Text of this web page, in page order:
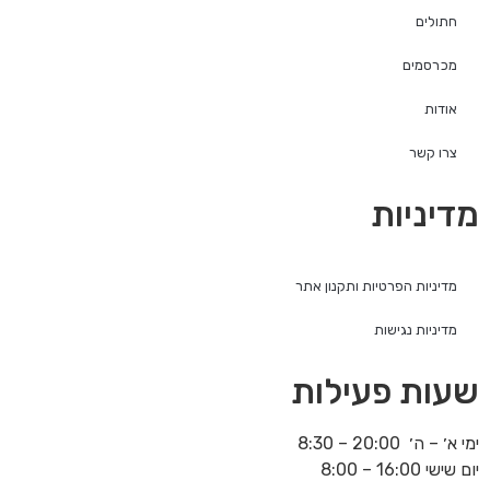
חתולים
מכרסמים
אודות
צרו קשר
מדיניות
מדיניות הפרטיות ותקנון אתר
מדיניות נגישות
שעות פעילות
ימי א׳ – ה׳ 20:00 – 8:30
יום שישי 16:00 – 8:00